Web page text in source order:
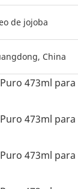
de jojoba
China